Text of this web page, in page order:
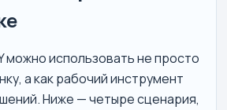
можно использовать не просто
а как рабочий инструмент
Ниже — четыре сценария,